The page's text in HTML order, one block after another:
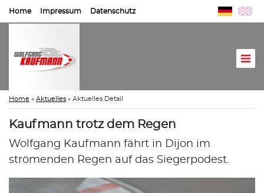
Home Impressum Datenschutz
Home » Aktuelles » Aktuelles Detail
Kaufmann trotz dem Regen
Wolfgang Kaufmann fährt in Dijon im
strömenden Regen auf das Siegerpodest.